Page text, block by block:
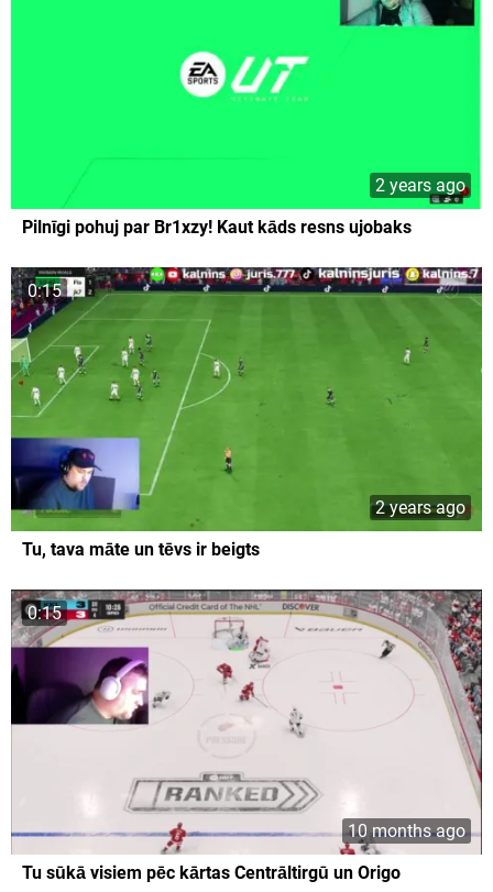
2 years ago
Pilnīgi pohuj par Br1xzy! Kaut kāds resns ujobaks
0:15
2 years ago
Tu, tava māte un tēvs ir beigts
0:15
10 months ago
Tu sūkā visiem pēc kārtas Centrāltirgū un Origo